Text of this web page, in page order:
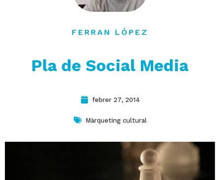
FERRAN LÓPEZ
Pla de Social Media
febrer 27, 2014
Màrqueting cultural